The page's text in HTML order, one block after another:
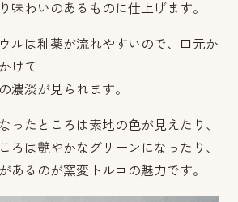
味わいのあるものに仕上げます。
ルは釉薬が流れやすいので、口元か
けて
濃淡が見られます。
ったところは素地の色が見えたり、
ろは艶やかなグリーンになったり、
あるのが窯変トルコの魅力です。